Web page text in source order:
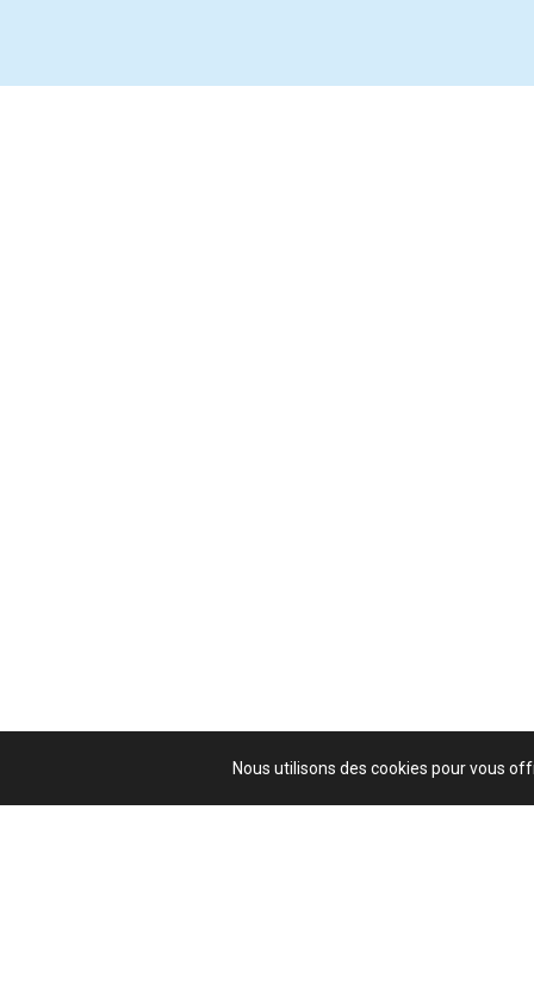
Nous utilisons des cookies pour vous